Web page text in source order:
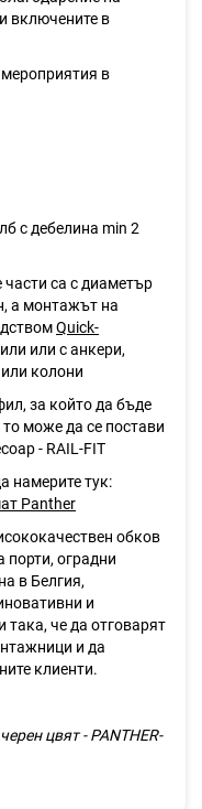
и включените в
в
с дебелина min 2
са с диаметър
а монтажът на
Quick-
или с анкери,
колони
за който да бъде
може да се постави
- RAIL-FIT
намерите тук:
Panther
обков
порти, оградни
в Белгия,
и
че да отговарят
и да
клиенти.
цвят - PANTHER-